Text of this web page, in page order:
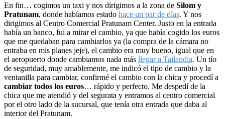
En fin… cogimos un taxi y nos dirigimos a la zona de Silom y
Pratunam, donde habíamos estado hace un par de días. Y nos
dirigimos al Centro Comercial Pratunam Center. Justo en la entrada
había un banco, fui a mirar el cambio, ya que había cogido los euros
que me quedaban para cambiarlos ya (la compra de la cámara no
entraba en mis planes jeje), el cambio era muy bueno, igual que en
el aeropuerto donde cambiamos nada más llegar a Tailandia. Un tío
de seguridad, muy amablemente, me indicó el tipo de cambio y la
ventanilla para cambiar, confirmé el cambio con la chica y procedí a
cambiar todos los euros… rápido y perfecto. Me despedí de la
chica que me atendió y del segurata y entramos al centro comercial
por el otro lado de la sucursal, que tenía otra entrada que daba al
interior del Pratunam.